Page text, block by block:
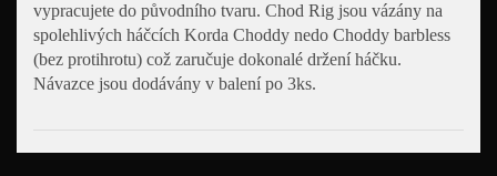
vypracujete do původního tvaru. Chod Rig jsou vázány na
spolehlivých háčcích Korda Choddy nedo Choddy barbless
(bez protihrotu) což zaručuje dokonalé držení háčku.
Návazce jsou dodávány v balení po 3ks.